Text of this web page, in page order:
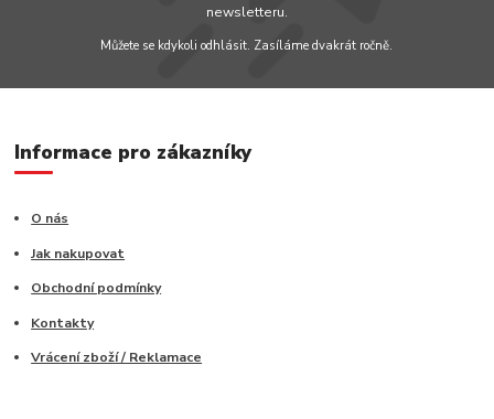
newsletteru.
Můžete se kdykoli odhlásit. Zasíláme dvakrát ročně.
Informace pro zákazníky
O nás
Jak nakupovat
Obchodní podmínky
Kontakty
Vrácení zboží / Reklamace